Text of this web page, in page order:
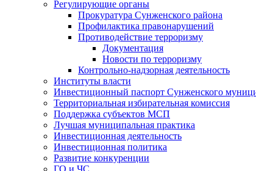
Регулирующие органы
Прокуратура Сунженского района
Профилактика правонарушений
Противодействие терроризму
Документация
Новости по терроризму
Контрольно-надзорная деятельность
Институты власти
Инвестиционный паспорт Сунженского
Территориальная избирательная комиссия
Поддержка субъектов МСП
Лучшая муниципальная практика
Инвестиционная деятельность
Инвестиционная политика
Развитие конкуренции
ГО и ЧС